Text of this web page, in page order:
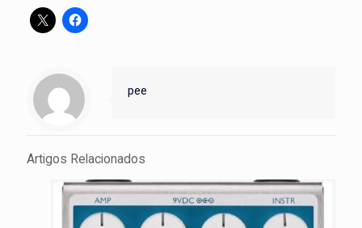
pee
Artigos Relacionados